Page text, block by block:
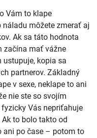
Vám to klape
môžete zmerať aj
Ak sa táto hodnota
začína mať vážne
ustupuje, kopia sa
partnerov. Základný
v sexe, neklape to ani
nie ste so svojím
Vás nepriťahuje
to bolo takto od
ani po čase – potom to